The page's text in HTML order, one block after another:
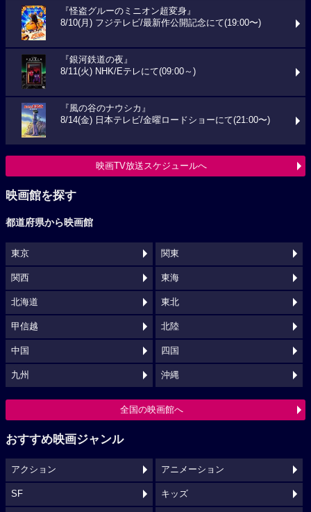
『怪盗グルーのミニオン超変身』
8/10(月) フジテレビ/最新作公開記念にて(19:00〜)
『銀河鉄道の夜』
8/11(火) NHK/Eテレにて(09:00～)
『風の谷のナウシカ』
8/14(金) 日本テレビ/金曜ロードショーにて(21:00〜)
映画TV放送スケジュールへ
映画館を探す
都道府県から映画館
東京 関東
関西 東海
北海道 東北
甲信越 北陸
中国 四国
九州 沖縄
全国の映画館へ
おすすめ映画ジャンル
アクション アニメーション
SF キッズ